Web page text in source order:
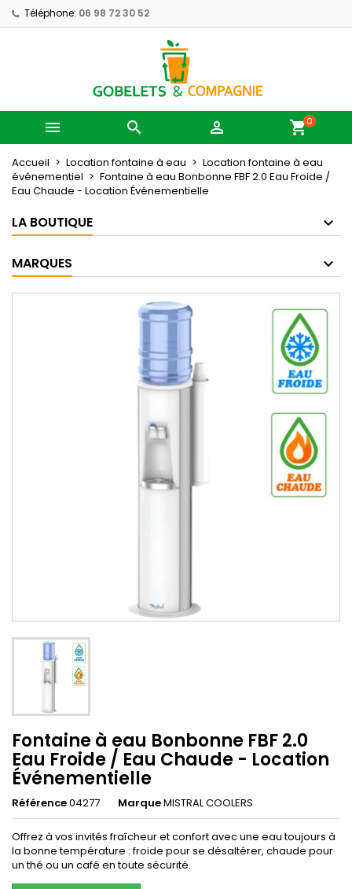
Téléphone: 06 98 72 30 52
   shopping_cart0
Accueil Location fontaine à eau
Location fontaine à eau
événementiel
Fontaine à eau Bonbonne FBF 2.0 Eau Froide /
Eau Chaude - Location Événementielle
LA BOUTIQUE
MARQUES
Fontaine à eau Bonbonne FBF 2.0
Eau Froide / Eau Chaude - Location
Événementielle
Référence04277 MarqueMISTRAL COOLERS
Offrez à vos invités fraîcheur et confort avec une eau toujours à
la bonne température : froide pour se désaltérer, chaude pour
un thé ou un café en toute sécurité.